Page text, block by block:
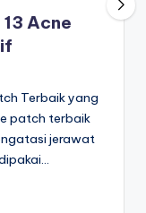
Acne
Terbaik yang
patch terbaik
jerawat